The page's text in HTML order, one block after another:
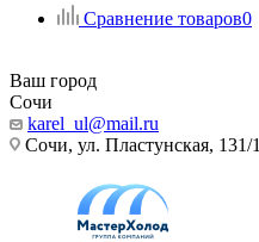
Сравнение товаров0
Ваш город
Сочи
karel_ul@mail.ru
Сочи, ул. Пластунская, 131/1